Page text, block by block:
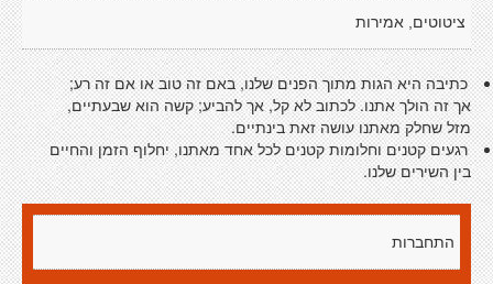
ציטוטים, אמירות
כתיבה היא הגות מתוך הפנים שלנו, באם זה טוב או אם זה רע;
אך זה הולך אתנו. לכתוב לא קל, אך להביע; קשה הוא שבעתיים,
מזל שחלק מאתנו עושה זאת בינתיים.
רגעים קטנים וחלומות קטנים לכל אחד מאתנו, יחלוף הזמן והחיים
בין השירים שלנו.
התחברות